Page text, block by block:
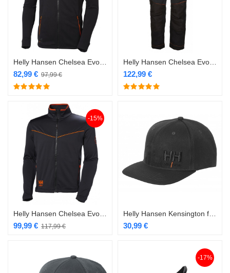
97,99€
82,99 € 122,99 €
-15%
117,99€
99,99 € 30,99 €
-17%